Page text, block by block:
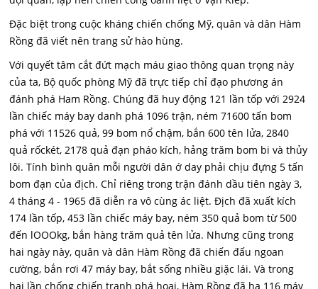
Đặc biệt trong cuộc kháng chiến chống Mỹ, quân và dân Hàm
Rồng đã viết nên trang sử hào hùng.
Với quyết tâm cắt đứt mạch máu giao thông quan trọng này
của ta, Bộ quốc phòng Mỹ đã trực tiếp chỉ đạo phương án
đánh phá Ham Rồng. Chúng đã huy động 121 lần tốp với 2924
lần chiếc máy bay danh phá 1096 trận, ném 71600 tấn bom
phá với 11526 quả, 99 bom nổ chậm, bắn 600 tên lửa, 2840
quả rốckét, 2178 quả đạn pháo kích, hảng trăm bom bi và thủy
lôi. Tính bình quân mỗi người dân ớ day phải chịu đựng 5 tấn
bom đạn của địch. Chỉ riêng trong trận đánh dầu tiên ngày 3,
4 tháng 4 - 1965 đã diễn ra vô cùng ác liệt. Địch đã xuất kích
174 lần tốp, 453 lần chiếc máy bay, ném 350 quả bom từ 500
đến lOOOkg, bắn hàng trăm quả tên lửa. Nhưng cũng trong
hai ngày này, quân và dân Hàm Rồng đã chiến đấu ngoan
cường, bắn rơi 47 máy bay, bắt sống nhiều giặc lái. Và trong
hai lần chống chiến tranh phá hoại, Hàm Rồng đã hạ 116 máy